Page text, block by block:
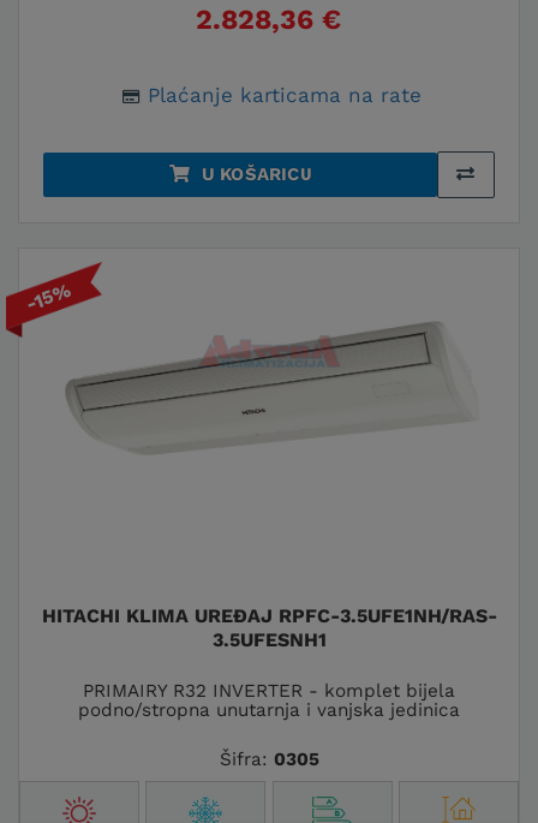
2.828,36 €
Plaćanje karticama na rate
U KOŠARICU
-15%
HITACHI KLIMA UREĐAJ RPFC-3.5UFE1NH/RAS-
3.5UFESNH1
PRIMAIRY R32 INVERTER - komplet bijela
podno/stropna unutarnja i vanjska jedinica
Šifra: 0305